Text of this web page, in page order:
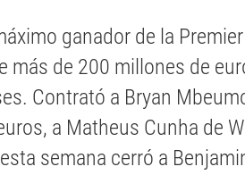
ganador de la
más de 200 millones de
Contrató a Bryan
a Matheus Cunha de
semana cerró a